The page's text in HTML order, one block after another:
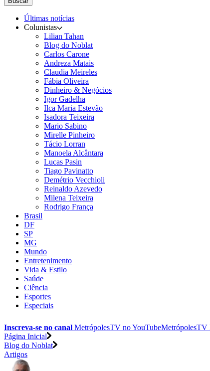
Últimas notícias
Colunistas
Lilian Tahan
Blog do Noblat
Carlos Carone
Andreza Matais
Claudia Meireles
Fábia Oliveira
Dinheiro & Negócios
Igor Gadelha
Ilca Maria Estevão
Isadora Teixeira
Mario Sabino
Mirelle Pinheiro
Tácio Lorran
Manoela Alcântara
Lucas Pasin
Tiago Pavinatto
Demétrio Vecchioli
Reinaldo Azevedo
Milena Teixeira
Rodrigo França
Brasil
DF
SP
MG
Mundo
Entretenimento
Vida & Estilo
Saúde
Ciência
Esportes
Especiais
Inscreva-se no canal MetrópolesTV noYouTubeMetrópolesTV
Página Inicial
Blog do Noblat
Artigos